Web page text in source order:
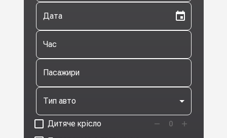
Дата
Час
Пасажири
Тип авто
Дитяче крісло 0